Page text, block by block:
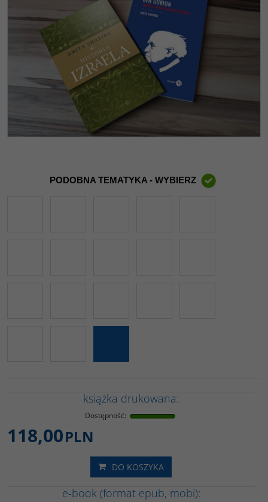
PODOBNA TEMATYKA - WYBIERZ
książka drukowana:
Dostępność:
118,00PLN
DO KOSZYKA
e-book (format epub, mobi):